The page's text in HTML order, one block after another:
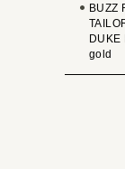
BUZZ
DUKE
gold